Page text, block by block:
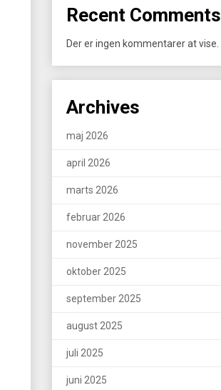
Recent Comments
Der er ingen kommentarer at vise.
Archives
maj 2026
april 2026
marts 2026
februar 2026
november 2025
oktober 2025
september 2025
august 2025
juli 2025
juni 2025